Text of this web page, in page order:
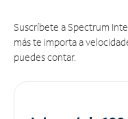
Suscríbete a Spectrum
más te importa a
puedes contar.